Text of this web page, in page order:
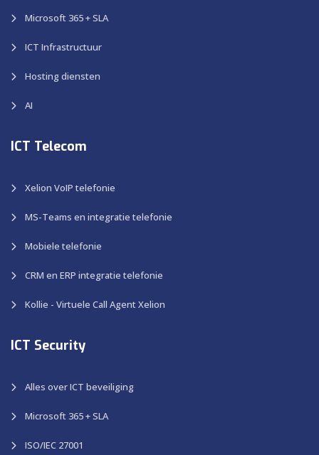
Microsoft 365 + SLA
ICT Infrastructuur
Hosting diensten
AI
ICT Telecom
Xelion VoIP telefonie
MS-Teams en integratie telefonie
Mobiele telefonie
CRM en ERP integratie telefonie
Kollie - Virtuele Call Agent Xelion
ICT Security
Alles over ICT beveiliging
Microsoft 365 + SLA
ISO/IEC 27001